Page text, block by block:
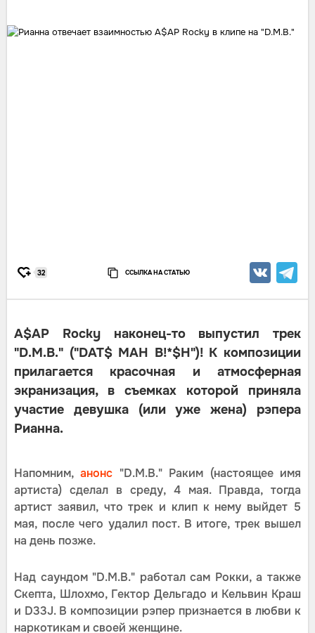
32 ССЫЛКА НА СТАТЬЮ
A$AP Rocky наконец-то выпустил трек
"D.M.B." ("DAT$ MAH B!*$H")! К композиции
прилагается красочная и атмосферная
экранизация, в съемках которой приняла
участие девушка (или уже жена) рэпера
Рианна.
Напомним,анонс "D.M.B." Раким (настоящее имя
артиста) сделал в среду, 4 мая. Правда, тогда
артист заявил, что трек и клип к нему выйдет 5
мая, после чего удалил пост. В итоге, трек вышел
на день позже.
Над саундом "D.M.B." работал сам Рокки, а также
Скепта, Шлохмо, Гектор Дельгадо и Кельвин Краш
и D33J. В композиции рэпер признается в любви к
наркотикам и своей женщине.